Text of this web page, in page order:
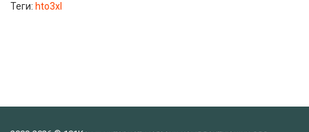
Теги: hto3xl